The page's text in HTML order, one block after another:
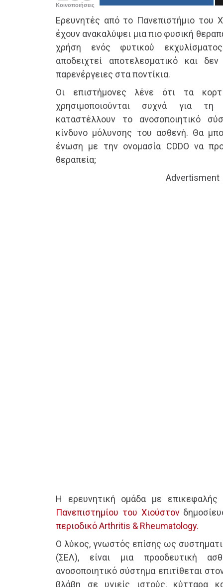
Κοινοποιήσεις
Ερευνητές από το Πανεπιστήμιο του
έχουν ανακαλύψει μια πιο φυσική
χρήση ενός φυτικού
αποδειχτεί αποτελεσματικό και
παρενέργειες στα ποντίκια.
Οι επιστήμονες λένε ότι τα
χρησιμοποιούνται συχνά για
καταστέλλουν το ανοσοποιητικό
κίνδυνο μόλυνσης του ασθενή. Θα
ένωση με την ονομασία CDDO να
θεραπεία;
Advertisment
Η ερευνητική ομάδα με επικεφαλής
Πανεπιστημίου του Χιούστον
περιοδικό Arthritis & Rheumatology.
Ο λύκος, γνωστός επίσης ως
(ΣΕΛ), είναι μια προοδευτική
ανοσοποιητικό σύστημα επιτίθεται
βλάβη σε υγιείς ιστούς, κύτταρα